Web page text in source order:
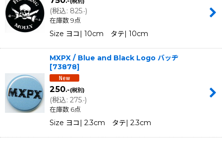
(税別)
(税込: 825.-)
在庫数 9点
Size ヨコ| 10cm タテ| 10cm
MXPX / Blue and Black Logo バッヂ
[73878]
250.-(税別)
(税込: 275.-)
在庫数 6点
Size ヨコ| 2.3cm タテ| 2.3cm